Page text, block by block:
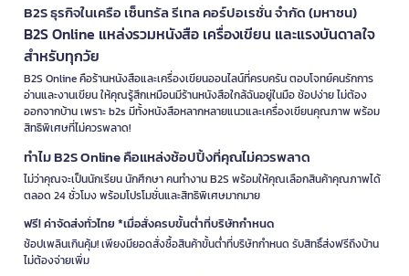
B2S ธุรกิจในเครือ เซ็นทรัล รีเทล คอร์ปอเรชั่น จำกัด (มหาชน)
B2S Online แหล่งรวมหนังสือ เครื่องเขียน และแรงบันดาลใจ
สำหรับทุกวัย
B2S Online คือร้านหนังสือและเครื่องเขียนออนไลน์ที่ครบครัน ตอบโจทย์คนรักการ
อ่านและงานเขียน ให้คุณรู้สึกเหมือนมีร้านหนังสือใกล้ฉันอยู่ในมือ ช้อปง่าย ไม่ต้อง
ออกจากบ้าน เพราะ b2s มีทั้งหนังสือหลากหลายแนวและเครื่องเขียนคุณภาพ พร้อม
สิทธิพิเศษที่ไม่ควรพลาด!
ทำไม B2S Online คือแหล่งช้อปปิ้งที่คุณไม่ควรพลาด
ไม่ว่าคุณจะเป็นนักเรียน นักศึกษา คนทำงาน B2S พร้อมให้คุณเลือกสินค้าคุณภาพได้
ตลอด 24 ชั่วโมง พร้อมโปรโมชั่นและสิทธิพิเศษมากมาย
ฟรี! ค่าจัดส่งทั่วไทย *เมื่อสั่งครบขั้นต่ำที่บริษัทกำหนด
ช้อปเพลินเกินคุ้ม! เพียงมียอดสั่งซื้อสินค้าขั้นต่ำที่บริษัทกำหนด รับสิทธิ์ส่งฟรีถึงบ้าน
ไม่ต้องจ่ายเพิ่ม